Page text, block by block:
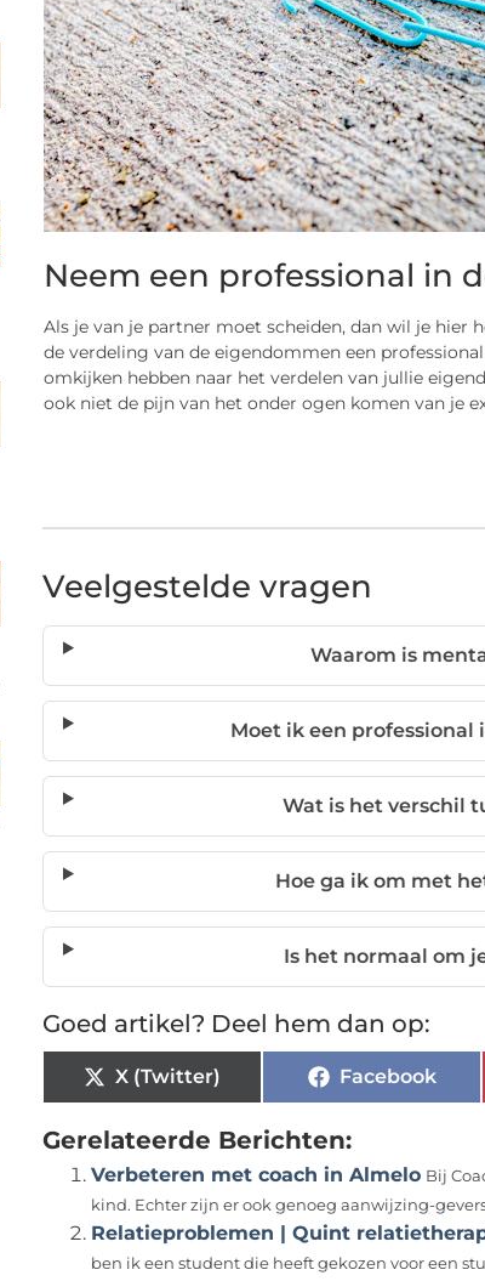
Neem een professional in
Als je van je partner moet scheiden, dan wil je
de verdeling van de eigendommen een
omkijken hebben naar het verdelen van jullie
ook niet de pijn van het onder ogen komen van je
Veelgestelde vragen
Waarom is
Moet ik een
Wat is het verschil
Hoe ga ik om met
Is het normaal om
Goed artikel? Deel hem dan op:
X (Twitter) Facebook
Gerelateerde Berichten:
Verbeteren met coach in Almelo Bij
kind. Echter zijn er ook genoeg aanwijzing-
Relatieproblemen | Quint
ben ik een student die heeft gekozen voor een